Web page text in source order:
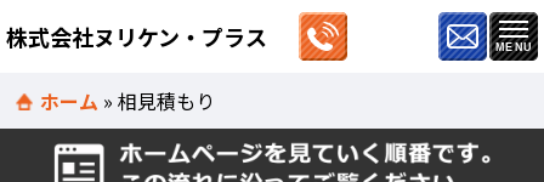
株式会社ヌリケン・プラス
ホーム »相見積もり